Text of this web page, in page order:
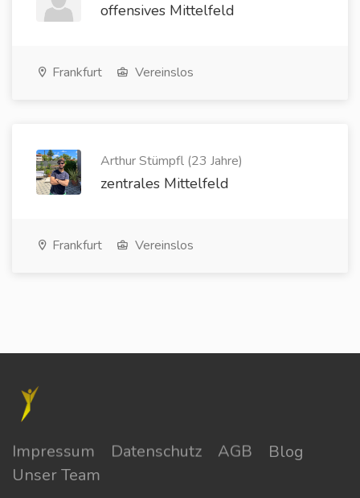
offensives Mittelfeld
Frankfurt Vereinslos
Arthur Stümpfl (23 Jahre)
zentrales Mittelfeld
Frankfurt Vereinslos
Impressum Datenschutz AGB
Blog
Unser Team